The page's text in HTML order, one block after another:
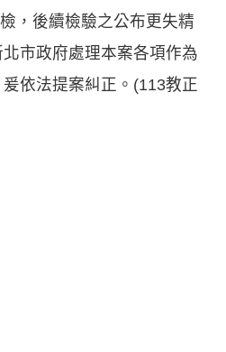
，後續檢驗之公布更失精
市政府處理本案各項作為
依法提案糾正。(113教正